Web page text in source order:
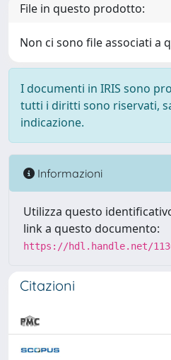
File in questo prodotto:
Non ci sono file associati a
I documenti in IRIS sono
tutti i diritti sono riservati,
indicazione.
Informazioni
Utilizza questo
link a questo documento:
https://hdl.handle.net/
Citazioni